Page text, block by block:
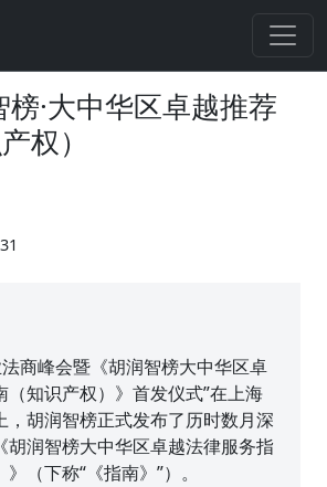
·大中华区卓越推荐
权）
商峰会暨《胡润智榜大中华区卓
（知识产权）》首发仪式”在上海
，胡润智榜正式发布了历时数月深
胡润智榜大中华区卓越法律服务指
（下称“《指南》”）。